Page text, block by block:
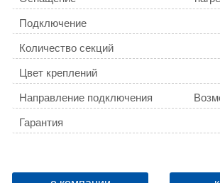
Подключение
Количество секций
Цвет креплений
Направление подключения
Гарантия
Макс. температура теплоносителя, C